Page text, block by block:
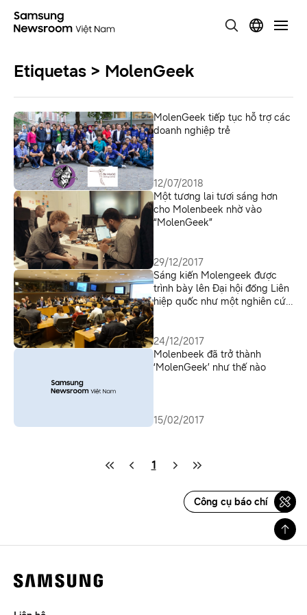
Etiquetas > MolenGeek
MolenGeek tiếp tục hỗ trợ các
doanh nghiệp trẻ
12/07/2018
Một tương lai tươi sáng hơn
cho Molenbeek nhờ vào
“MolenGeek”
29/12/2017
Sáng kiến Molengeek được
trình bày lên Đại hội đồng Liên
hiệp quốc như một nghiên cứu
24/12/2017
Molenbeek đã trở thành
‘MolenGeek’ như thế nào
15/02/2017
1
Công cụ báo chí